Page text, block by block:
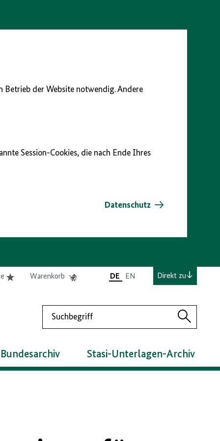
Betrieb der Website notwendig. Andere
Session-Cookies, die nach Ende Ihres
Datenschutz
ElementeWarenkorb
Elemente
Warenkorb
DE EN Direkt zu
Suchen
Bundesarchiv Stasi-Unterlagen-Archiv